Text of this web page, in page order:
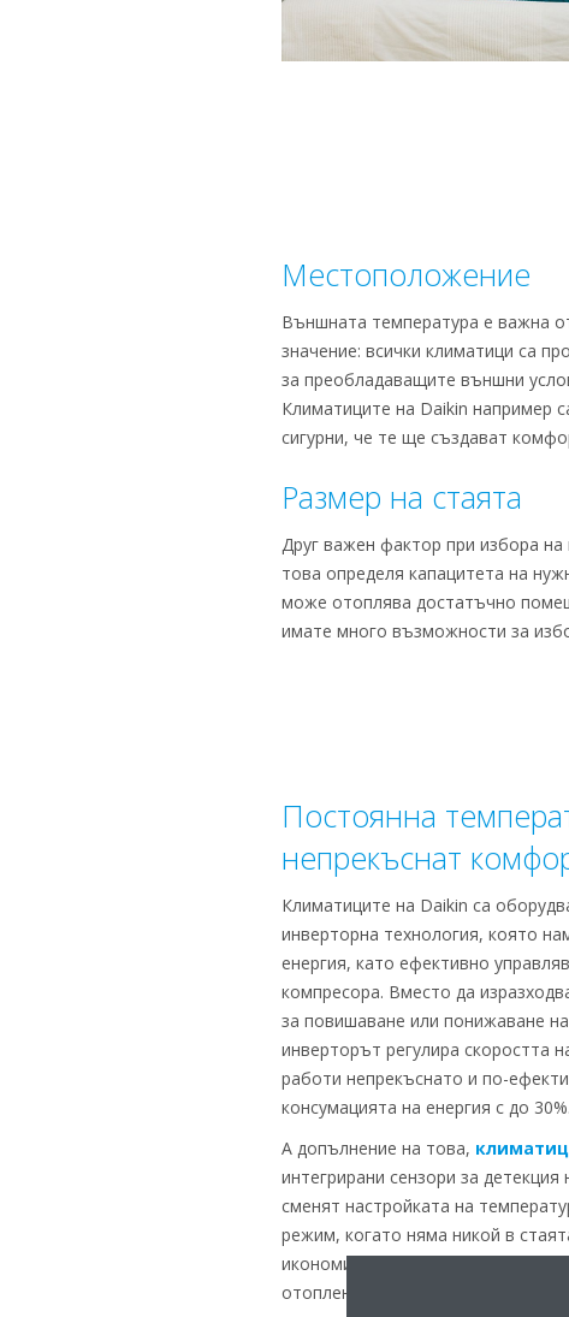
Местоположение
Външната температура е важна
значение: всички климатици са
за преобладаващите външни
Климатиците на Daikin например
сигурни, че те ще създават
Размер на стаята
Друг важен фактор при избора
това определя капацитета на
може отоплява достатъчно
имате много възможности за
Постоянна
непрекъснат
Климатиците на Daikin са
инверторна технология, която
енергия, като ефективно
компресора. Вместо да
за повишаване или понижаване
инверторът регулира скоростта
работи непрекъснато и по-
консумацията на енергия с до 30%.
А допълнение на това,
интегрирани сензори за
сменят настройката на
режим, когато няма никой в
икономични от други системи и
отопление в дългосрочен план.